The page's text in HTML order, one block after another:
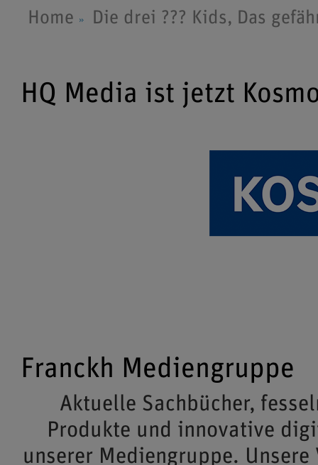
Home Die drei ??? Kids, Das
HQ Media ist jetzt
Franckh Mediengruppe
Aktuelle Sachbücher,
Produkte und innovative
unserer Mediengruppe.